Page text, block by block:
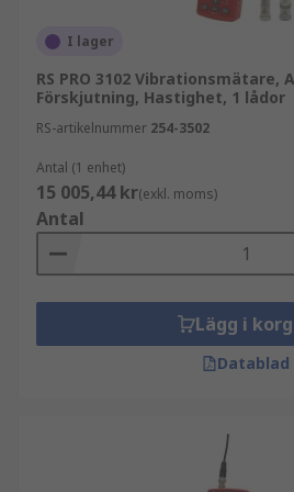
djupare vibrationsanalys
Datainsamlande modeller
trendanalys över tid
Kombinerade enheter mäter
parametrar som
För förebyggande underhåll är
dataloggning särskilt användbara.
Viktiga specifikationer att
För att välja rätt
fokusera på:
mätparametrar som
I lager
RS PRO 3102 Vibrationsmätare,
Förskjutning, Hastighet, 1 lådor
RS-artikelnummer 254-3502
Antal (1 enhet)
15 005,44 kr(exkl. moms)
Antal
Lägg i
Datablad